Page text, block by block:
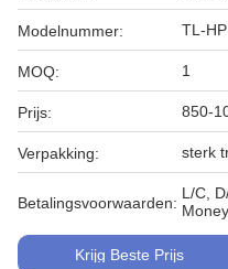
Modelnummer: TL-
MOQ: 1
Prijs: 850-
Verpakking: sterk
Betalingsvoorwaarden:
L/C,
Krijg Beste Prijs